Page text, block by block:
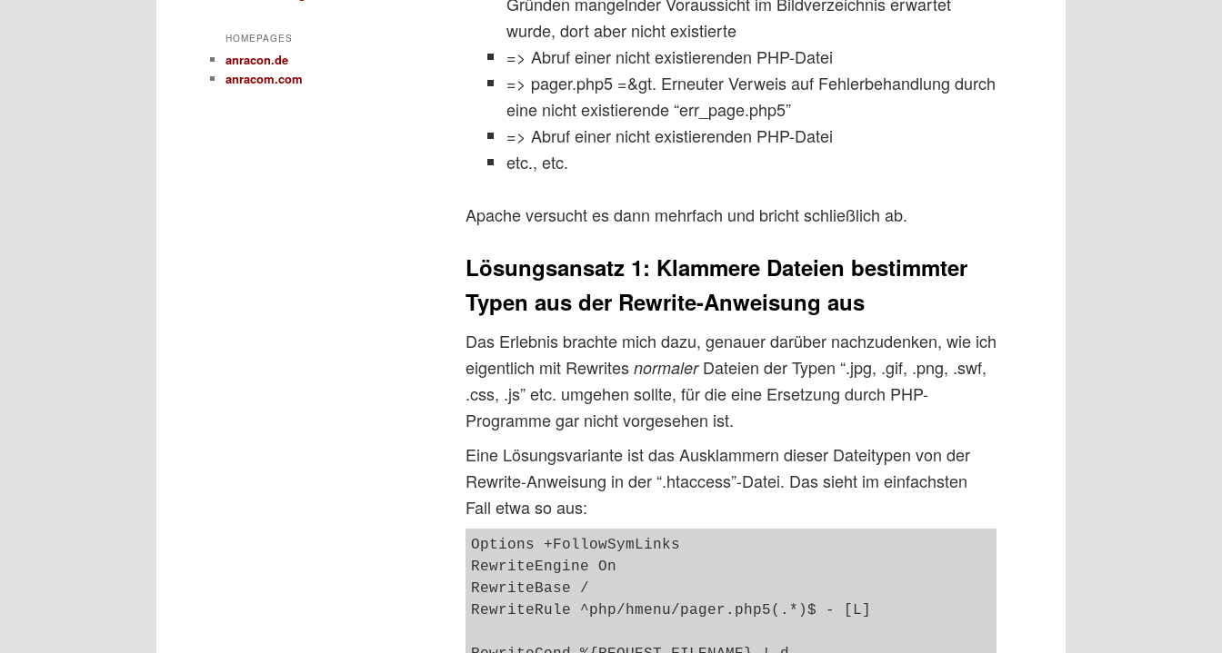
wurde, dort aber nicht existierte
=> Abruf einer nicht existierenden PHP-Datei
=> pager.php5 =&gt. Erneuter Verweis auf Fehlerbehandlung durch
eine nicht existierende “err_page.php5”
=> Abruf einer nicht existierenden PHP-Datei
etc., etc.
Apache versucht es dann mehrfach und bricht schließlich ab.
Lösungsansatz 1: Klammere Dateien bestimmter
Typen aus der Rewrite-Anweisung aus
Das Erlebnis brachte mich dazu, genauer darüber nachzudenken, wie ich
eigentlich mit Rewrites normalerDateien der Typen “.jpg, .gif, .png, .swf,
.css, .js” etc. umgehen sollte, für die eine Ersetzung durch PHP-
Programme gar nicht vorgesehen ist.
Eine Lösungsvariante ist das Ausklammern dieser Dateitypen von der
Rewrite-Anweisung in der “.htaccess”-Datei. Das sieht im einfachsten
Fall etwa so aus:
Options +FollowSymLinks
RewriteEngine On
RewriteBase /
RewriteRule ^php/hmenu/pager.php5(.*)$ - [L]
HOMEPAGES
anracon.de
anracom.com